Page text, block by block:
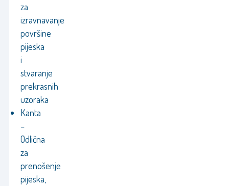
za
izravnavanje
površine
pijeska
i
stvaranje
prekrasnih
uzoraka
Kanta
–
Odlična
za
prenošenje
pijeska,